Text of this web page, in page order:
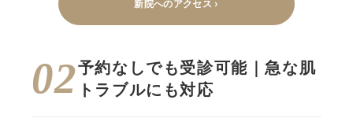
新院へのアクセス ›
02予約なしでも受診可能｜急な肌
トラブルにも対応